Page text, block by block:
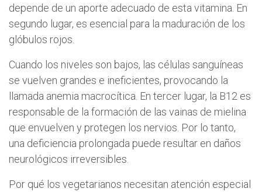
depende de un aporte adecuado de esta vitamina. En
segundo lugar, es esencial para la maduración de los
glóbulos rojos.
Cuando los niveles son bajos, las células sanguíneas
se vuelven grandes e ineficientes, provocando la
llamada anemia macrocítica. En tercer lugar, la B12 es
responsable de la formación de las vainas de mielina
que envuelven y protegen los nervios. Por lo tanto,
una deficiencia prolongada puede resultar en daños
neurológicos irreversibles.
Por qué los vegetarianos necesitan atención especial